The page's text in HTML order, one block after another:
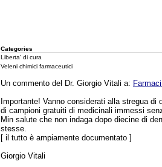
Categories
Liberta' di cura
Veleni chimici farmaceutici
Un commento del Dr. Giorgio Vitali a:
Importante! Vanno considerati alla stregua
di campioni gratuiti di medicinali immessi
Min salute che non indaga dopo diecine di
stesse.
[ il tutto è ampiamente documentato ]
Giorgio Vitali